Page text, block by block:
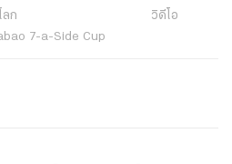
ลก
วิดีโอ
7-a-Side Cup